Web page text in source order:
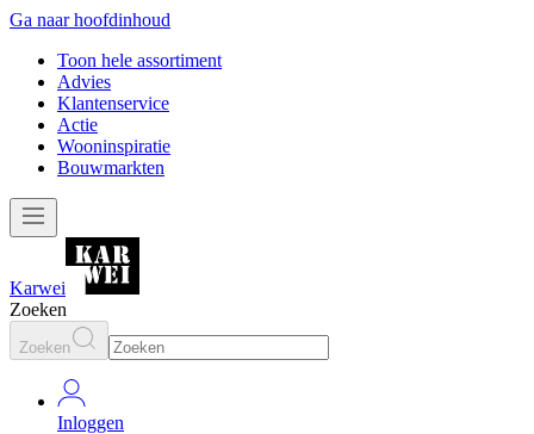
Ga naar hoofdinhoud
Toon hele assortiment
Advies
Klantenservice
Actie
Wooninspiratie
Bouwmarkten
Karwei
Zoeken
Zoeken
Inloggen